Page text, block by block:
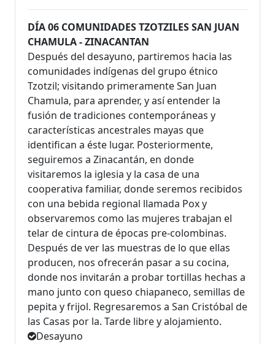
DÍA 06 COMUNIDADES TZOTZILES SAN JUAN
CHAMULA - ZINACANTAN
Después del desayuno, partiremos hacia las
comunidades indígenas del grupo étnico
Tzotzil; visitando primeramente San Juan
Chamula, para aprender, y así entender la
fusión de tradiciones contemporáneas y
características ancestrales mayas que
identifican a éste lugar. Posteriormente,
seguiremos a Zinacantán, en donde
visitaremos la iglesia y la casa de una
cooperativa familiar, donde seremos recibidos
con una bebida regional llamada Pox y
observaremos como las mujeres trabajan el
telar de cintura de épocas pre-colombinas.
Después de ver las muestras de lo que ellas
producen, nos ofrecerán pasar a su cocina,
donde nos invitarán a probar tortillas hechas a
mano junto con queso chiapaneco, semillas de
pepita y frijol. Regresaremos a San Cristóbal de
las Casas por la. Tarde libre y alojamiento.
Desayuno